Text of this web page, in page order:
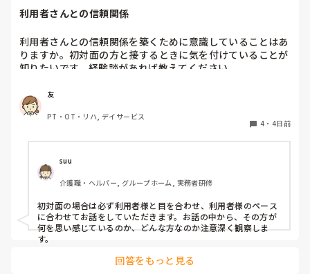
利用者さんとの信頼関係
利用者さんとの信頼関係を築くために意識していることはあ
りますか。初対面の方と接するときに気を付けていることが
知りたいです。経験談があれば教えてください。
友
PT・OT・リハ, デイサービス
4 ・ 4日前
suu
介護職・ヘルパー, グループホーム, 実務者研修
初対面の場合は必ず利用者様と目を合わせ、利用者様のペース
に合わせてお話をしていただきます。お話の中から、その方が
何を思い感じているのか、どんな方なのか注意深く観察しま
す。
回答をもっと見る